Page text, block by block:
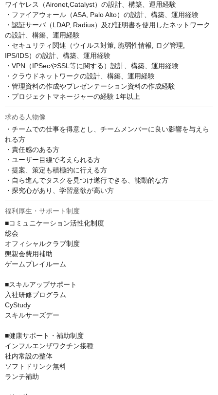
ワイヤレス（Aironet,Catalyst）の設計、構築、運用経験
・ファイアウォール（ASA, Palo Alto）の設計、構築、運用経験
・認証サーバ（LDAP, Radius）及び証明書を使用したネットワーク
の設計、構築、運用経験
・セキュリティ関連（ウイルス対策, 脆弱性情報, ログ管理,
IPS/IDS）の設計、構築、運用経験
・VPN（IPSecやSSL等に関する）設計、構築、運用経験
・クラウドネットワークの設計、構築、運用経験
・管理資料の作成やプレゼンテーション資料の作成経験
・プロジェクトマネージャーの経験 1年以上
求める人物像
・チームでの仕事を得意とし、チームメンバーに良い影響を与えら
れる方
・責任感のある方
・ユーザー目線で考えられる方
・提案、策定も積極的に行える方
・自ら進んでタスクを見つけ遂行できる、能動的な方
・探究心があり、学習意欲が高い方
福利厚生・サポート制度
■コミュニケーション活性化制度
総会
オフィシャルクラブ制度
懇親会費用補助
ゲームプレイルーム
■スキルアップサポート
入社研修プログラム
CyStudy
スキルサーズデー
■健康サポート・補助制度
インフルエンザワクチン接種
社内常設の整体
ソフトドリンク無料
ランチ補助